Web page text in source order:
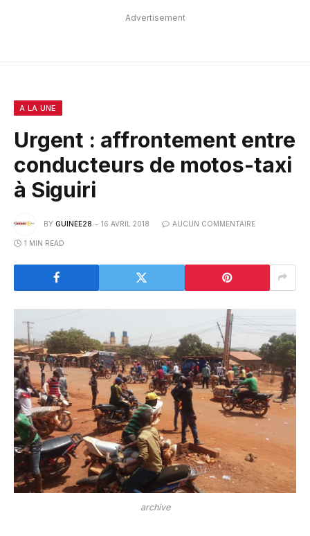
Advertisement
A LA UNE
Urgent : affrontement entre
conducteurs de motos-taxi
à Siguiri
BY GUINEE28 16 AVRIL 2018 AUCUN COMMENTAIRE
1 MIN READ
archive